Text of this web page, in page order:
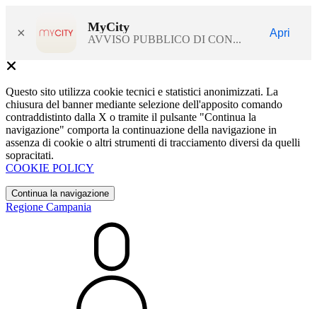
× MyCity
AVVISO PUBBLICO DI CON...
Apri
Questo sito utilizza cookie tecnici e statistici anonimizzati. La
chiusura del banner mediante selezione dell'apposito comando
contraddistinto dalla X o tramite il pulsante "Continua la
navigazione" comporta la continuazione della navigazione in
assenza di cookie o altri strumenti di tracciamento diversi da quelli
sopracitati.
COOKIE POLICY
Continua la navigazione
Regione Campania